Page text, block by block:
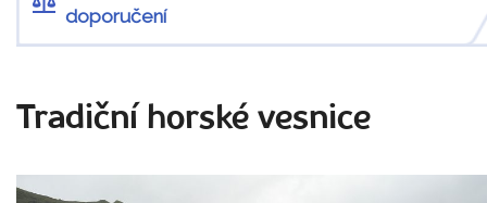
doporučení
Tradiční horské vesnice